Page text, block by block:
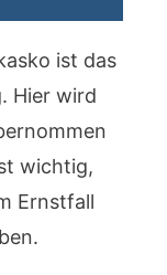
ist das
Hier wird
wichtig,
Ernstfall